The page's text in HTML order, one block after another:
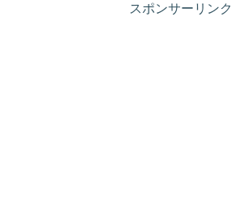
スポンサーリンク